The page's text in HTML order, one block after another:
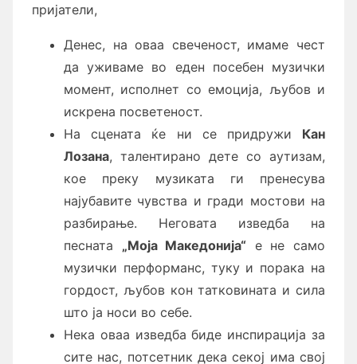
пријатели,
Денес, на оваа свеченост, имаме чест
да уживаме во еден посебен музички
момент, исполнет со емоција, љубов и
искрена посветеност.
На сцената ќе ни се придружи Кан
Лозана, талентирано дете со аутизам,
кое преку музиката ги пренесува
најубавите чувства и гради мостови на
разбирање. Неговата изведба на
песната „Моја Македонија“ е не само
музички перформанс, туку и порака на
гордост, љубов кон татковината и сила
што ја носи во себе.
Нека оваа изведба биде инспирација за
сите нас, потсетник дека секој има свој